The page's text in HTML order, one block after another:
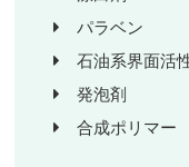
パラベン
石油系界面活
発泡剤
合成ポリマー